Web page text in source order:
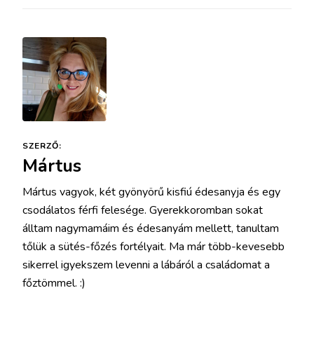
SZERZŐ:
Mártus
Mártus vagyok, két gyönyörű kisfiú édesanyja és egy
csodálatos férfi felesége. Gyerekkoromban sokat
álltam nagymamáim és édesanyám mellett, tanultam
tőlük a sütés-főzés fortélyait. Ma már több-kevesebb
sikerrel igyekszem levenni a lábáról a családomat a
főztömmel. :)